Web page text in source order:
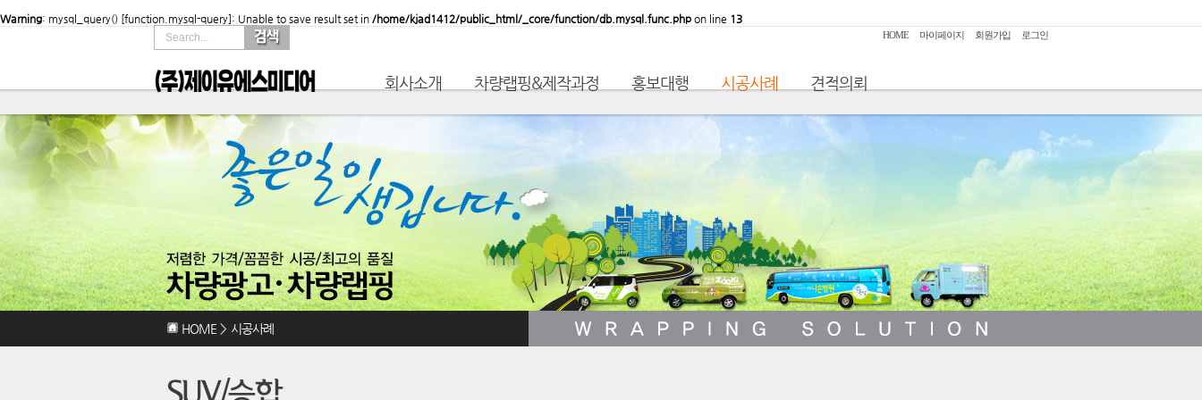
Warning: mysql_query() [function.mysql-query]: Unable to save result set in /home/kjad1412/public_html/_core/function/db.mysql.func.php on line 13
HOME 마이페이지 회원가입 로그인
Search...
회사소개 차량랩핑&제작과정 홍보대행 시공사례 견적의뢰
HOME > 시공사례